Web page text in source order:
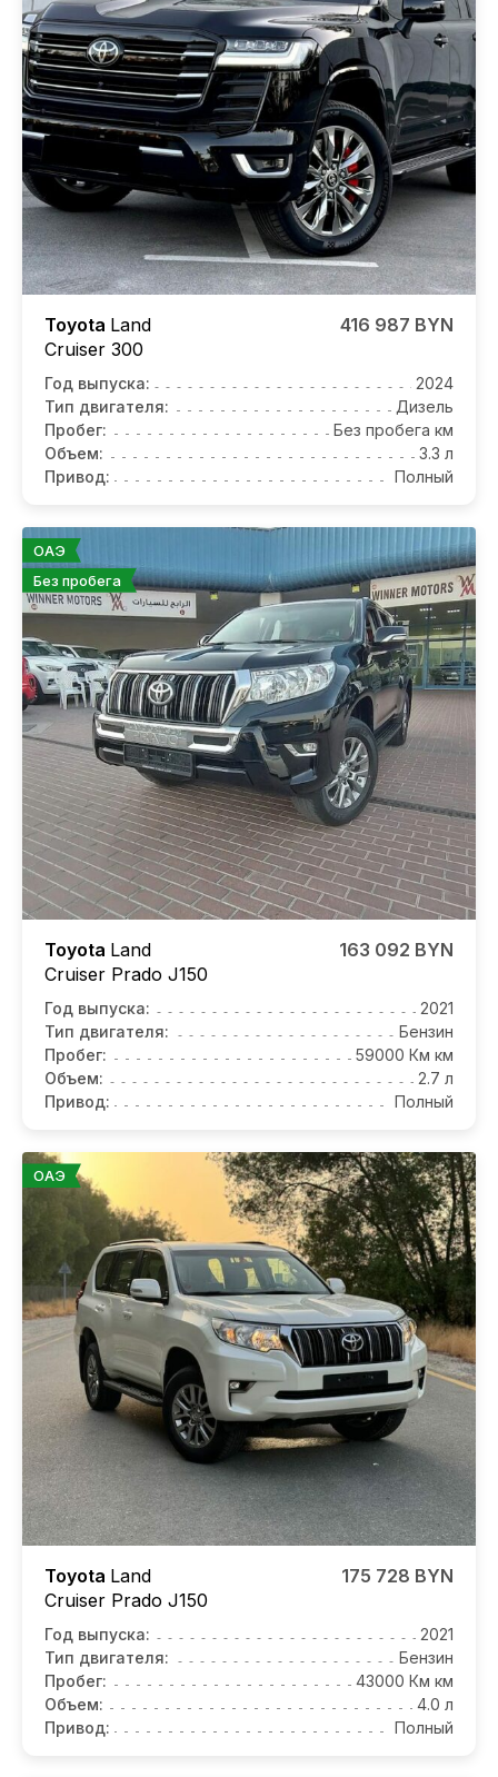
Toyota Land
Cruiser 300
416 987 BYN
Год выпуска:
2024
Тип двигателя:
Дизель
Пробег:
Без пробега км
Объем:
3.3 л
Привод:
Полный
ОАЭ
Без пробега
Toyota Land
Cruiser Prado J150
163 092 BYN
Год выпуска:
2021
Тип двигателя:
Бензин
Пробег:
59000 Км км
Объем:
2.7 л
Привод:
Полный
ОАЭ
Toyota Land
Cruiser Prado J150
175 728 BYN
Год выпуска:
2021
Тип двигателя:
Бензин
Пробег:
43000 Км км
Объем:
4.0 л
Привод:
Полный